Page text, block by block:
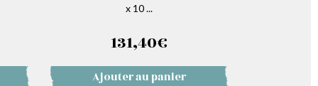
x 10 ...
131,40€
Ajouter au panier